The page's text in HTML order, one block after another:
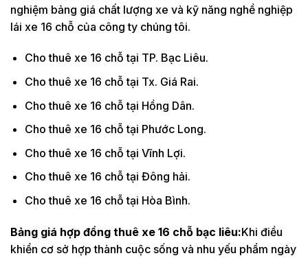
nghiệm bảng giá chất lượng xe và kỹ năng nghề nghiệp
lái xe 16 chỗ của công ty chúng tôi.
Cho thuê xe 16 chỗ tại TP. Bạc Liêu.
Cho thuê xe 16 chỗ tại Tx. Giá Rai.
Cho thuê xe 16 chỗ tại Hồng Dân.
Cho thuê xe 16 chỗ tại Phước Long.
Cho thuê xe 16 chỗ tại Vĩnh Lợi.
Cho thuê xe 16 chỗ tại Đông hải.
Cho thuê xe 16 chỗ tại Hòa Bình.
Bảng giá hợp đồng thuê xe 16 chỗ bạc liêu:Khi điều
khiển cơ sở hợp thành cuộc sống và nhu yếu phẩm ngày